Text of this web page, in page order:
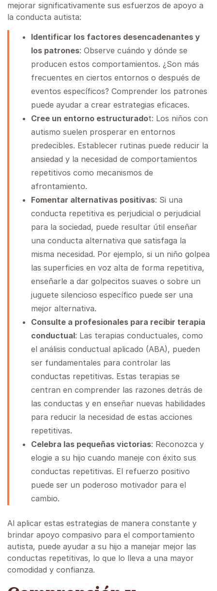
mejorar significativamente sus esfuerzos de apoyo a
la conducta autista:
Identificar los factores desencadenantes y
los patrones: Observe cuándo y dónde se
producen estos comportamientos. ¿Son más
frecuentes en ciertos entornos o después de
eventos específicos? Comprender los patrones
puede ayudar a crear estrategias eficaces.
Cree un entorno estructuradot: Los niños con
autismo suelen prosperar en entornos
predecibles. Establecer rutinas puede reducir la
ansiedad y la necesidad de comportamientos
repetitivos como mecanismos de
afrontamiento.
Fomentar alternativas positivas: Si una
conducta repetitiva es perjudicial o perjudicial
para la sociedad, puede resultar útil enseñar
una conducta alternativa que satisfaga la
misma necesidad. Por ejemplo, si un niño golpea
las superficies en voz alta de forma repetitiva,
enseñarle a dar golpecitos suaves o sobre un
juguete silencioso específico puede ser una
mejor alternativa.
Consulte a profesionales para recibir terapia
conductual: Las terapias conductuales, como
el análisis conductual aplicado (ABA), pueden
ser fundamentales para controlar las
conductas repetitivas. Estas terapias se
centran en comprender las razones detrás de
las conductas y en enseñar nuevas habilidades
para reducir la necesidad de estas acciones
repetitivas.
Celebra las pequeñas victorias: Reconozca y
elogie a su hijo cuando maneje con éxito sus
conductas repetitivas. El refuerzo positivo
puede ser un poderoso motivador para el
cambio.
Al aplicar estas estrategias de manera constante y
brindar apoyo compasivo para el comportamiento
autista, puede ayudar a su hijo a manejar mejor las
conductas repetitivas, lo que lo lleva a una mayor
comodidad y confianza.